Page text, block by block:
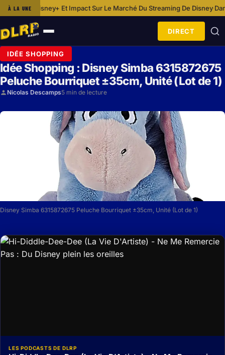
À LA UNE
Impact Sur Le Marché Du Streaming De Disney ·Dans Les Coulisses De
Ouvrir
le
menu
DIRECT
IDÉE SHOPPING
Idée Shopping : Disney Simba 6315872675
Peluche Bourriquet ±35cm, Unité (Lot de 1)
Nicolas Descamps5 min de lecture
Disney Simba 6315872675 Peluche Bourriquet ±35cm, Unité (Lot de 1)
LES PODCASTS DE DLRP